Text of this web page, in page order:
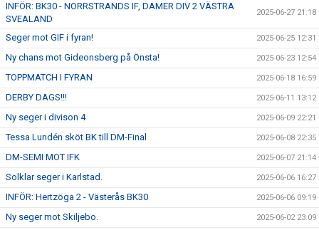
INFÖR: BK30 - NORRSTRANDS IF, DAMER DIV 2 VÄSTRA
SVEALAND
2025-06-27 21:18
Seger mot GIF i fyran! 2025-06-25 12:31
Ny chans mot Gideonsberg på Önsta! 2025-06-23 12:54
TOPPMATCH I FYRAN 2025-06-18 16:59
DERBY DAGS!!! 2025-06-11 13:12
Ny seger i divison 4 2025-06-09 22:21
Tessa Lundén sköt BK till DM-Final 2025-06-08 22:35
DM-SEMI MOT IFK 2025-06-07 21:14
Solklar seger i Karlstad. 2025-06-06 16:27
INFÖR: Hertzöga 2 - Västerås BK30 2025-06-06 09:19
Ny seger mot Skiljebo. 2025-06-02 23:09